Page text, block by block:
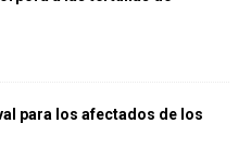
para los afectados de los